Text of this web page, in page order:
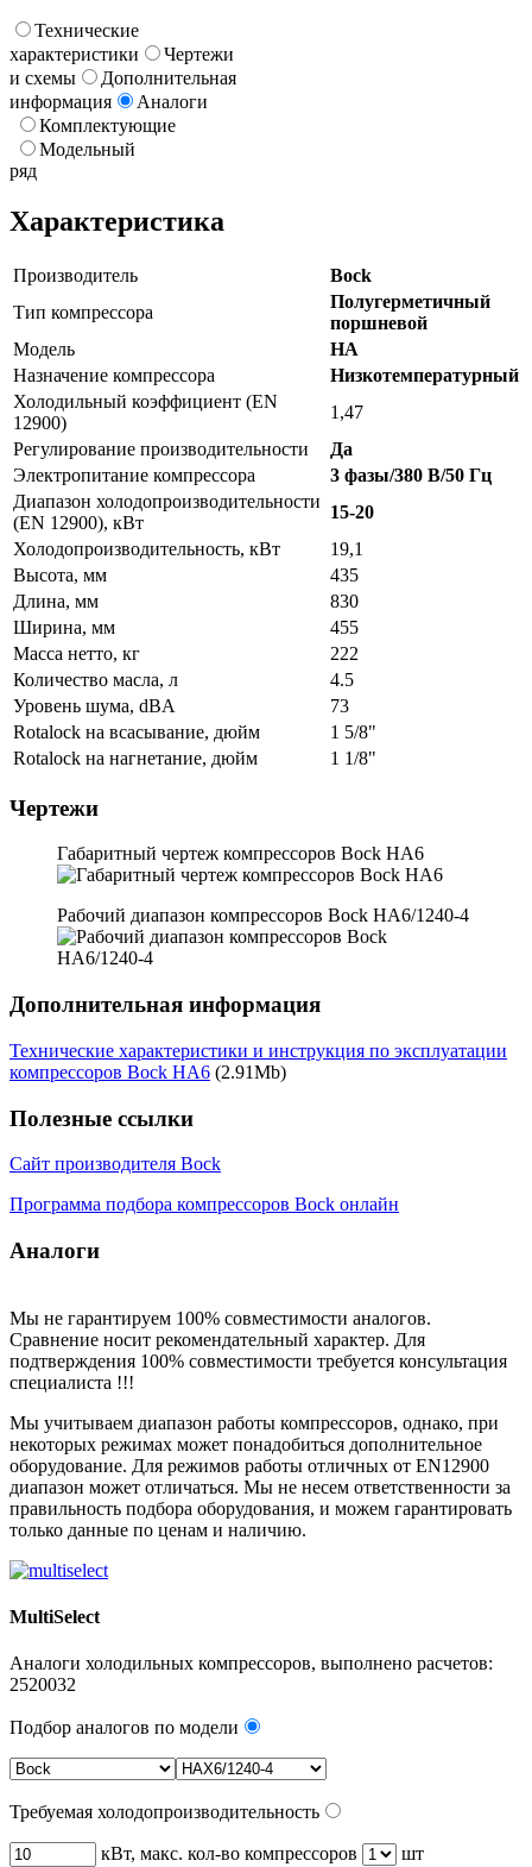
Технические
характеристики
Чертежи
и схемы
Дополнительная
информация
Аналоги
Комплектующие
Модельный
ряд
Характеристика
Производитель
Bock
Тип компрессора
Полугерметичный
поршневой
Модель
HA
Назначение компрессора
Низкотемпературный
Холодильный коэффициент (EN
12900)
1,47
Регулирование производительности
Да
Электропитание компрессора
3 фазы/380 В/50 Гц
Диапазон холодопроизводительности
(EN 12900), кВт
15-20
Холодопроизводительность, кВт
19,1
Высота, мм
435
Длина, мм
830
Ширина, мм
455
Масса нетто, кг
222
Количество масла, л
4.5
Уровень шума, dBA
73
Rotalock на всасывание, дюйм
1 5/8"
Rotalock на нагнетание, дюйм
1 1/8"
Чертежи
Габаритный чертеж компрессоров Bock HA6
Рабочий диапазон компрессоров Bock HA6/1240-4
Дополнительная информация
Технические характеристики и инструкция по эксплуатации
компрессоров Bock HA6 (2.91Mb)
Полезные ссылки
Сайт производителя Bock
Программа подбора компрессоров Bock онлайн
Аналоги
Мы не гарантируем 100% совместимости аналогов.
Сравнение носит рекомендательный характер. Для
подтверждения 100% совместимости требуется консультация
специалиста !!!
Мы учитываем диапазон работы компрессоров, однако, при
некоторых режимах может понадобиться дополнительное
оборудование. Для режимов работы отличных от EN12900
диапазон может отличаться. Мы не несем ответственности за
правильность подбора оборудования, и можем гарантировать
только данные по ценам и наличию.
MultiSelect
Аналоги холодильных компрессоров, выполнено расчетов:
2520032
Подбор аналогов по модели
Требуемая холодопроизводительность
кВт, макс. кол-во компрессоров шт